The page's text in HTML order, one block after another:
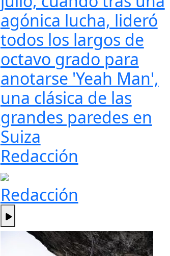
agónica lucha, lideró
todos los largos de
octavo grado para
anotarse 'Yeah Man',
una clásica de las
grandes paredes en
Suiza
Redacción
Redacción